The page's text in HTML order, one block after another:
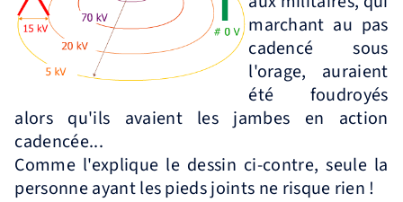
marchant au pas
cadencé sous
l'orage, auraient
été foudroyés
alors qu'ils avaient les jambes en action
cadencée...
Comme l'explique le dessin ci-contre, seule la
personne ayant les pieds joints ne risque rien !